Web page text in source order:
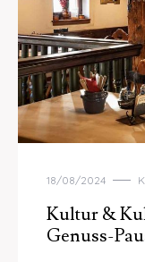
18/08/2024
Kultur &
Genuss-